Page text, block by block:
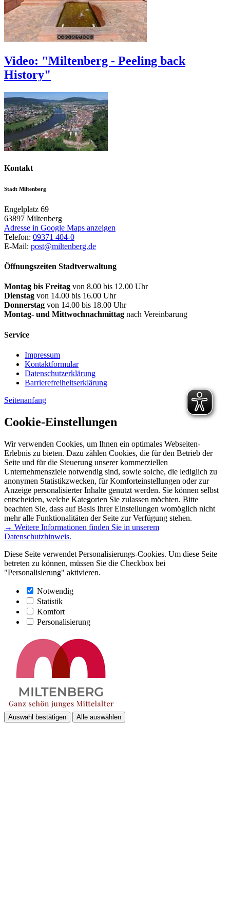
Video: "Miltenberg - Peeling back
History"
Kontakt
Stadt Miltenberg
Engelplatz 69
63897 Miltenberg
Adresse in Google Maps anzeigen
Telefon: 09371 404-0
E-Mail: post@miltenberg.de
Öffnungszeiten Stadtverwaltung
Montag bis Freitag von 8.00 bis 12.00 Uhr
Dienstag von 14.00 bis 16.00 Uhr
Donnerstag von 14.00 bis 18.00 Uhr
Montag- und Mittwochnachmittag nach Vereinbarung
Service
Impressum
Kontaktformular
Datenschutzerklärung
Barrierefreiheitserklärung
Seitenanfang
Cookie-Einstellungen
Wir verwenden Cookies, um Ihnen ein optimales Webseiten-
Erlebnis zu bieten. Dazu zählen Cookies, die für den Betrieb der
Seite und für die Steuerung unserer kommerziellen
Unternehmensziele notwendig sind, sowie solche, die lediglich zu
anonymen Statistikzwecken, für Komforteinstellungen oder zur
Anzeige personalisierter Inhalte genutzt werden. Sie können selbst
entscheiden, welche Kategorien Sie zulassen möchten. Bitte
beachten Sie, dass auf Basis Ihrer Einstellungen womöglich nicht
mehr alle Funktionalitäten der Seite zur Verfügung stehen.
→ Weitere Informationen finden Sie in unserem
Datenschutzhinweis.
Diese Seite verwendet Personalisierungs-Cookies. Um diese Seite
betreten zu können, müssen Sie die Checkbox bei
"Personalisierung" aktivieren.
Notwendig
Statistik
Komfort
Personalisierung
Auswahl bestätigen Alle auswählen